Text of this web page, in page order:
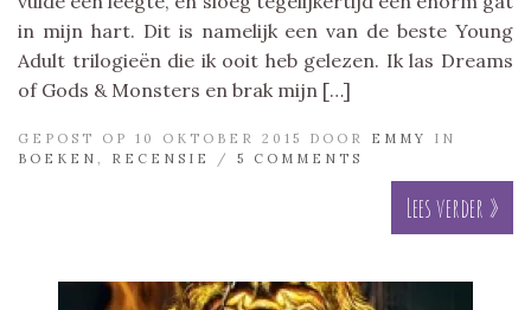
in mijn hart. Dit is namelijk een van de beste Young
Adult trilogieën die ik ooit heb gelezen. Ik las Dreams
of Gods & Monsters en brak mijn […]
GEPOST OP 10 OKTOBER 2015 DOOR EMMY
IN
BOEKEN
RECENSIE / 5 COMMENTS
Lees verder »